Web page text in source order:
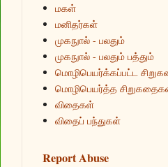
மகள்
மனிதர்கள்
முகநுால் - பலதும்
முகநுால் - பலதும் பத்தும்
மொழிபெயர்க்கப்பட்ட
மொழிபெயர்த்த
விதைகள்
விதைப் பந்துகள்
Report Abuse